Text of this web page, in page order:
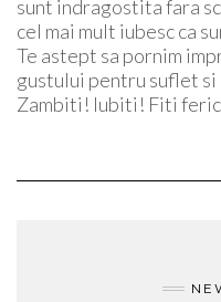
sunt indragostita fara
cel mai mult iubesc ca
Te astept sa pornim
gustului pentru suflet si
Zambiti! Iubiti! Fiti